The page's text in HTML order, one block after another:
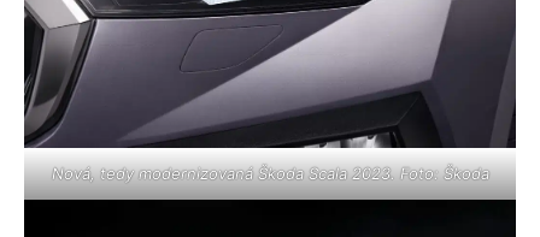
Nová, tedy modernizovaná Škoda Scala 2023. Foto: Škoda